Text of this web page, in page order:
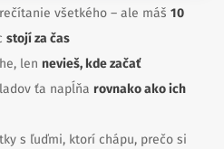
všetkého – ale máš 10
stojí za čas
len nevieš, kde začať
ťa napĺňa rovnako ako ich
s ľuďmi, ktorí chápu, prečo si